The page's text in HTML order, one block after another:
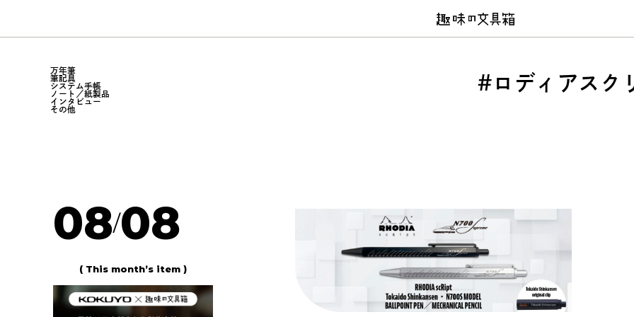
万年筆
筆記具
システム手帳
ノート／紙製品
インタビュー
その他
08/08
( This month’s item )
#ロディアスク